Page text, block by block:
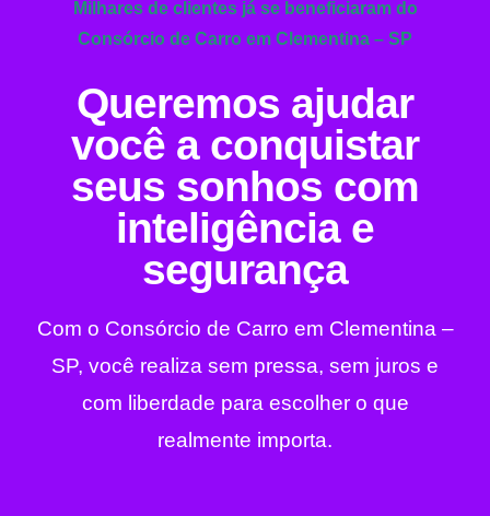
Milhares de clientes já se beneficiaram do
Consórcio de Carro em Clementina – SP
Queremos ajudar
você a conquistar
seus sonhos com
inteligência e
segurança
Com o Consórcio de Carro em Clementina –
SP, você realiza sem pressa, sem juros e
com liberdade para escolher o que
realmente importa.